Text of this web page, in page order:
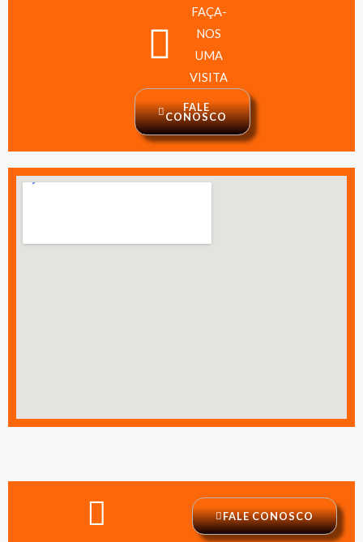
FAÇA-
NOS
UMA
VISITA
FALE
CONOSCO
FALE CONOSCO